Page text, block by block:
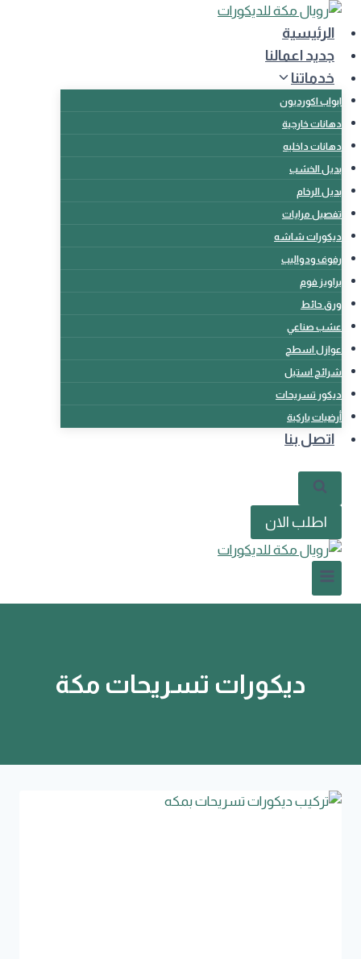
التجاوز
إلى
المحتوى
الرئيسية
جديد اعمالنا
خدماتنا
ابواب اكورديون
دهانات خارجية
دهانات داخليه
بديل الخشب
بديل الرخام
تفصيل مرايات
ديكورات شاشه
رفوف ودواليب
براويز فوم
ورق حائط
عشب صناعي
عوازل اسطح
شرائح استيل
ديكور تسريحات
أرضيات باركية
اتصل بنا
اطلب الان
ديكورات تسريحات مكة